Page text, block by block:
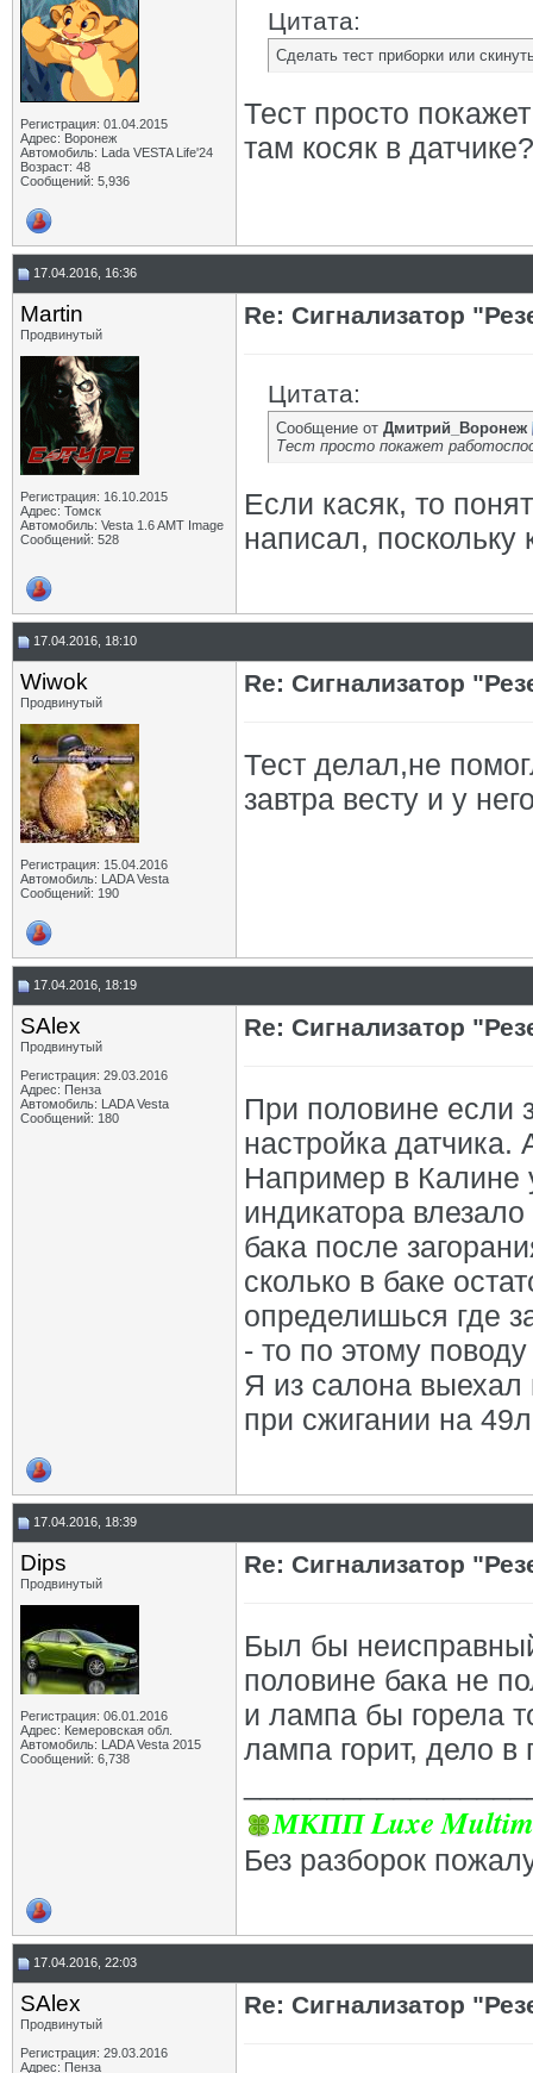
Регистрация: 01.04.2015
Адрес: Воронеж
Автомобиль: Lada VESTA Life'24
Возраст: 48
Сообщений: 5,936
Цитата:
Сделать тест приборки или
Тест просто
там косяк в датчике?
17.04.2016, 16:36
Martin
Продвинутый
Регистрация: 16.10.2015
Адрес: Томск
Автомобиль: Vesta 1.6 AMT Image
Сообщений: 528
Re: Сигнализатор
Цитата:
Сообщение от Дмитрий_Воронеж
Тест просто покажет
Если касяк, то
написал, поскольку
17.04.2016, 18:10
Wiwok
Продвинутый
Регистрация: 15.04.2016
Автомобиль: LADA Vesta
Сообщений: 190
Re: Сигнализатор
Тест делал,не
завтра весту и у
17.04.2016, 18:19
SAlex
Продвинутый
Регистрация: 29.03.2016
Адрес: Пенза
Автомобиль: LADA Vesta
Сообщений: 180
Re: Сигнализатор
При половине если
настройка датчика.
Например в Калине
индикатора
бака после
сколько в баке
определишься где
- то по этому
Я из салона выехал
при сжигании на
17.04.2016, 18:39
Dips
Продвинутый
Регистрация: 06.01.2016
Адрес: Кемеровская обл.
Автомобиль: LADA Vesta 2015
Сообщений: 6,738
Re: Сигнализатор
Был бы
половине бака не
и лампа бы горела
лампа горит, дело в
МКПП Luxe
Без разборок
17.04.2016, 22:03
SAlex
Продвинутый
Регистрация: 29.03.2016
Адрес: Пенза
Re: Сигнализатор